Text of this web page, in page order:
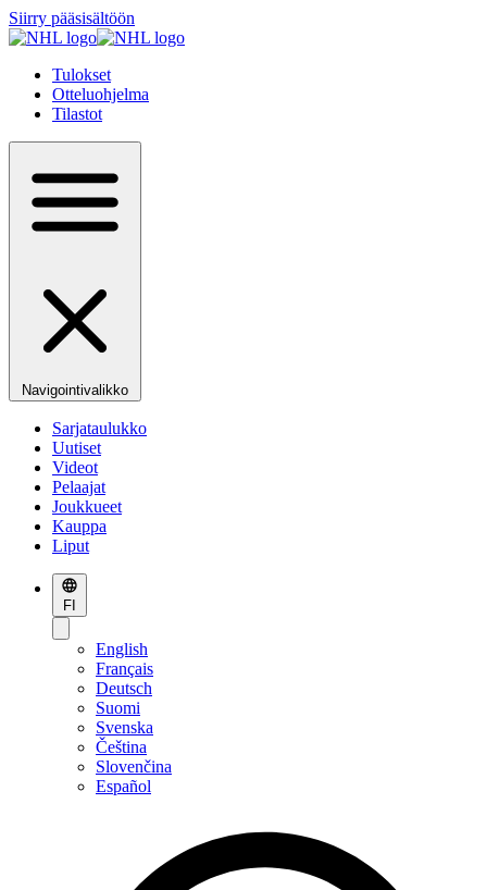
Siirry pääsisältöön
Tulokset
Otteluohjelma
Tilastot
Navigointivalikko
Sarjataulukko
Uutiset
Videot
Pelaajat
Joukkueet
Kauppa
Liput
FI
English
Français
Deutsch
Suomi
Svenska
Čeština
Slovenčina
Español